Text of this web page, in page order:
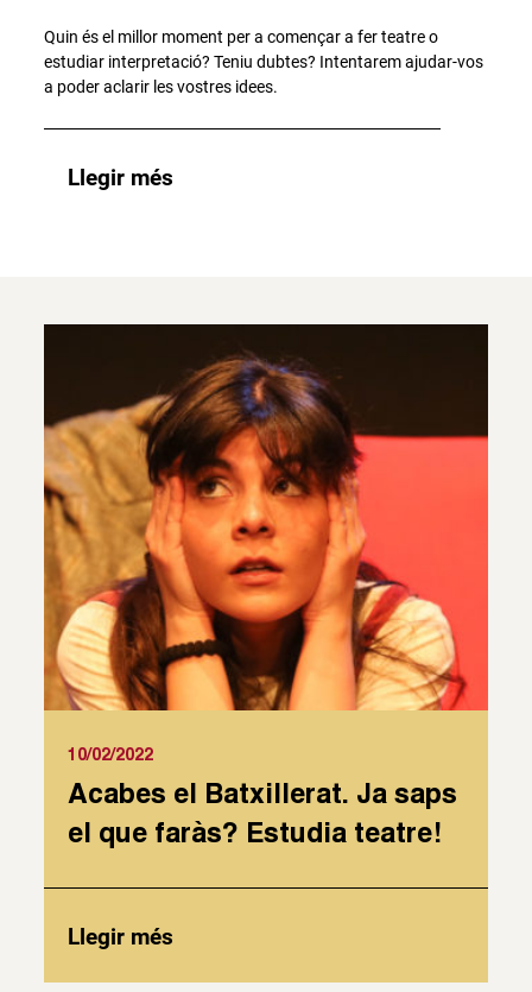
Quin és el millor moment per a començar a fer teatre o
estudiar interpretació? Teniu dubtes? Intentarem ajudar-vos
a poder aclarir les vostres idees.
Llegir més
10/02/2022
Acabes el Batxillerat. Ja saps
el que faràs? Estudia teatre!
Llegir més